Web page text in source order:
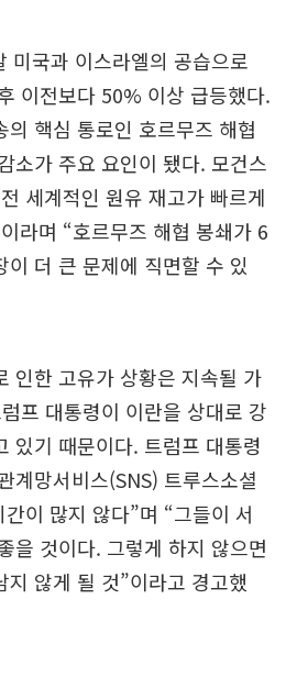
미국과 이스라엘의 공습으로
이전보다 50% 이상 급등했다.
의 핵심 통로인 호르무즈 해협
소가 주요 요인이 됐다. 모건스
세계적인 원유 재고가 빠르게
라며 “호르무즈 해협 봉쇄가 6
더 큰 문제에 직면할 수 있
인한 고유가 상황은 지속될 가
프 대통령이 이란을 상대로 강
있기 때문이다. 트럼프 대통령
계망서비스(SNS) 트루스소셜
이 많지 않다”며 “그들이 서
을 것이다. 그렇게 하지 않으면
지 않게 될 것”이라고 경고했